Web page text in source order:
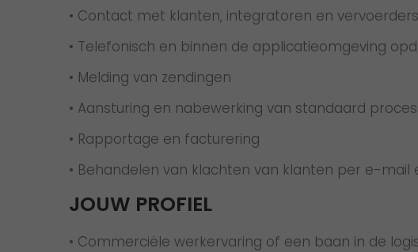
• Contact met klanten, integratoren en
• Telefonisch en binnen de applicatieomgeving
• Melding van zendingen
• Aansturing en nabewerking van standaard
• Rapportage en facturering
• Behandelen van klachten van klanten per e-mail
JOUW PROFIEL
• Commerciële werkervaring of een baan in de